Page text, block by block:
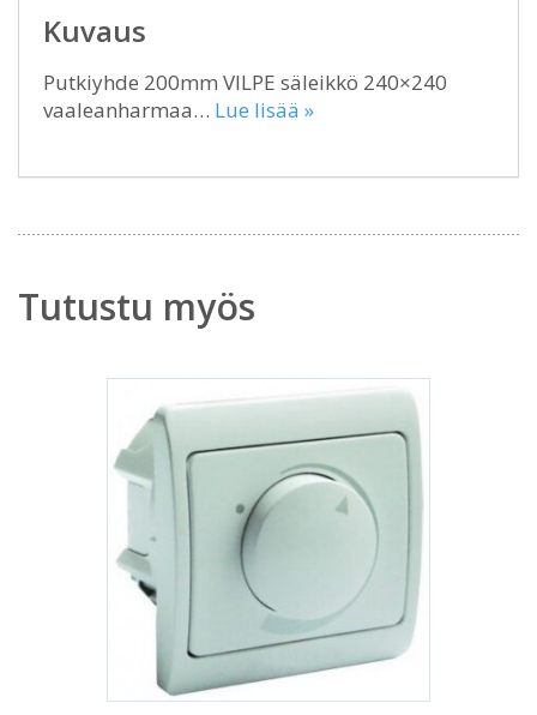
Kuvaus
Putkiyhde 200mm VILPE säleikkö 240×240
vaaleanharmaa… Lue lisää »
Tutustu myös